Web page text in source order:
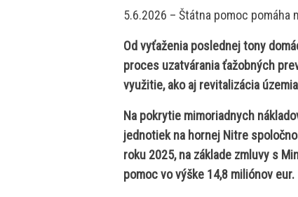
5.6.2026 – Štátna pomoc pomáha
Od vyťaženia poslednej tony
proces uzatvárania ťažobných
využitie, ako aj revitalizácia
Na pokrytie mimoriadnych
jednotiek na hornej Nitre
roku 2025, na základe zmluvy s
pomoc vo výške 14,8 miliónov eur.